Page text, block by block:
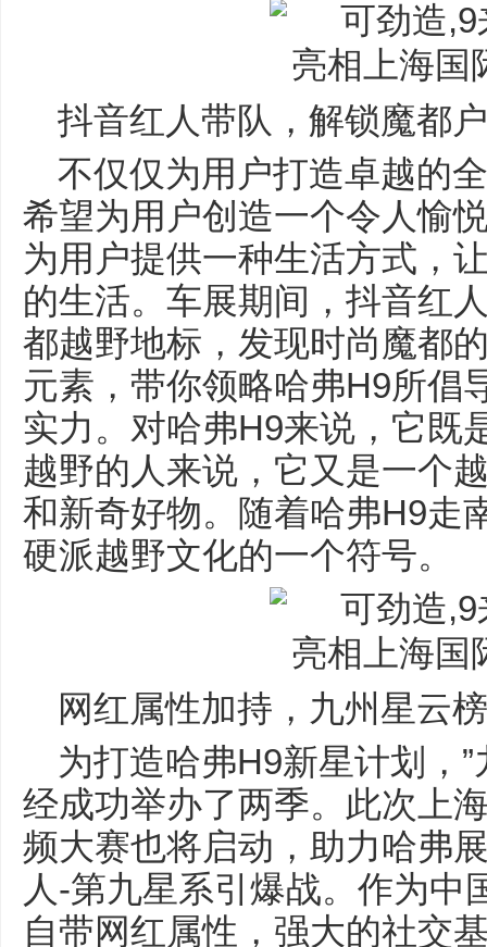
抖音红人带队，解锁魔都
不仅仅为用户打造卓越的
希望为用户创造一个令人愉
为用户提供一种生活方式，
的生活。车展期间，抖音红
都越野地标，发现时尚魔都
元素，带你领略哈弗H9所倡
实力。对哈弗H9来说，它既
越野的人来说，它又是一个
和新奇好物。随着哈弗H9走
硬派越野文化的一个符号。
网红属性加持，九州星云
为打造哈弗H9新星计划，
经成功举办了两季。此次上
频大赛也将启动，助力哈弗
人-第九星系引爆战。作为中
自带网红属性，强大的社交